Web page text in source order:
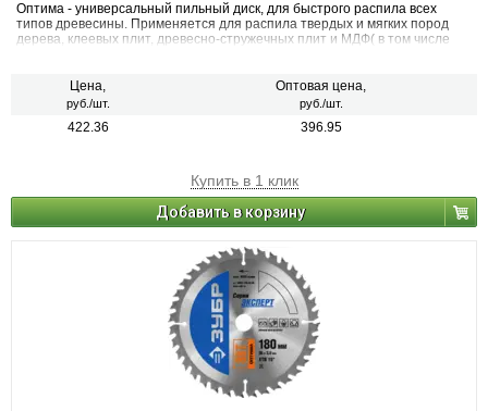
Оптима - универсальный пильный диск, для быстрого распила всех
типов древесины. Применяется для распила твердых и мягких пород
дерева, клеевых плит, древесно-стружечных плит и МДФ( в том числе
Цена,
руб./шт.
Оптовая цена,
руб./шт.
422.36 396.95
Купить в 1 клик
Добавить в корзину